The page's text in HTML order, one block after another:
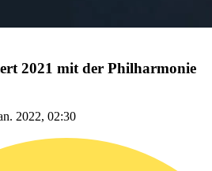
2021 mit der Philharmonie
2022, 02:30